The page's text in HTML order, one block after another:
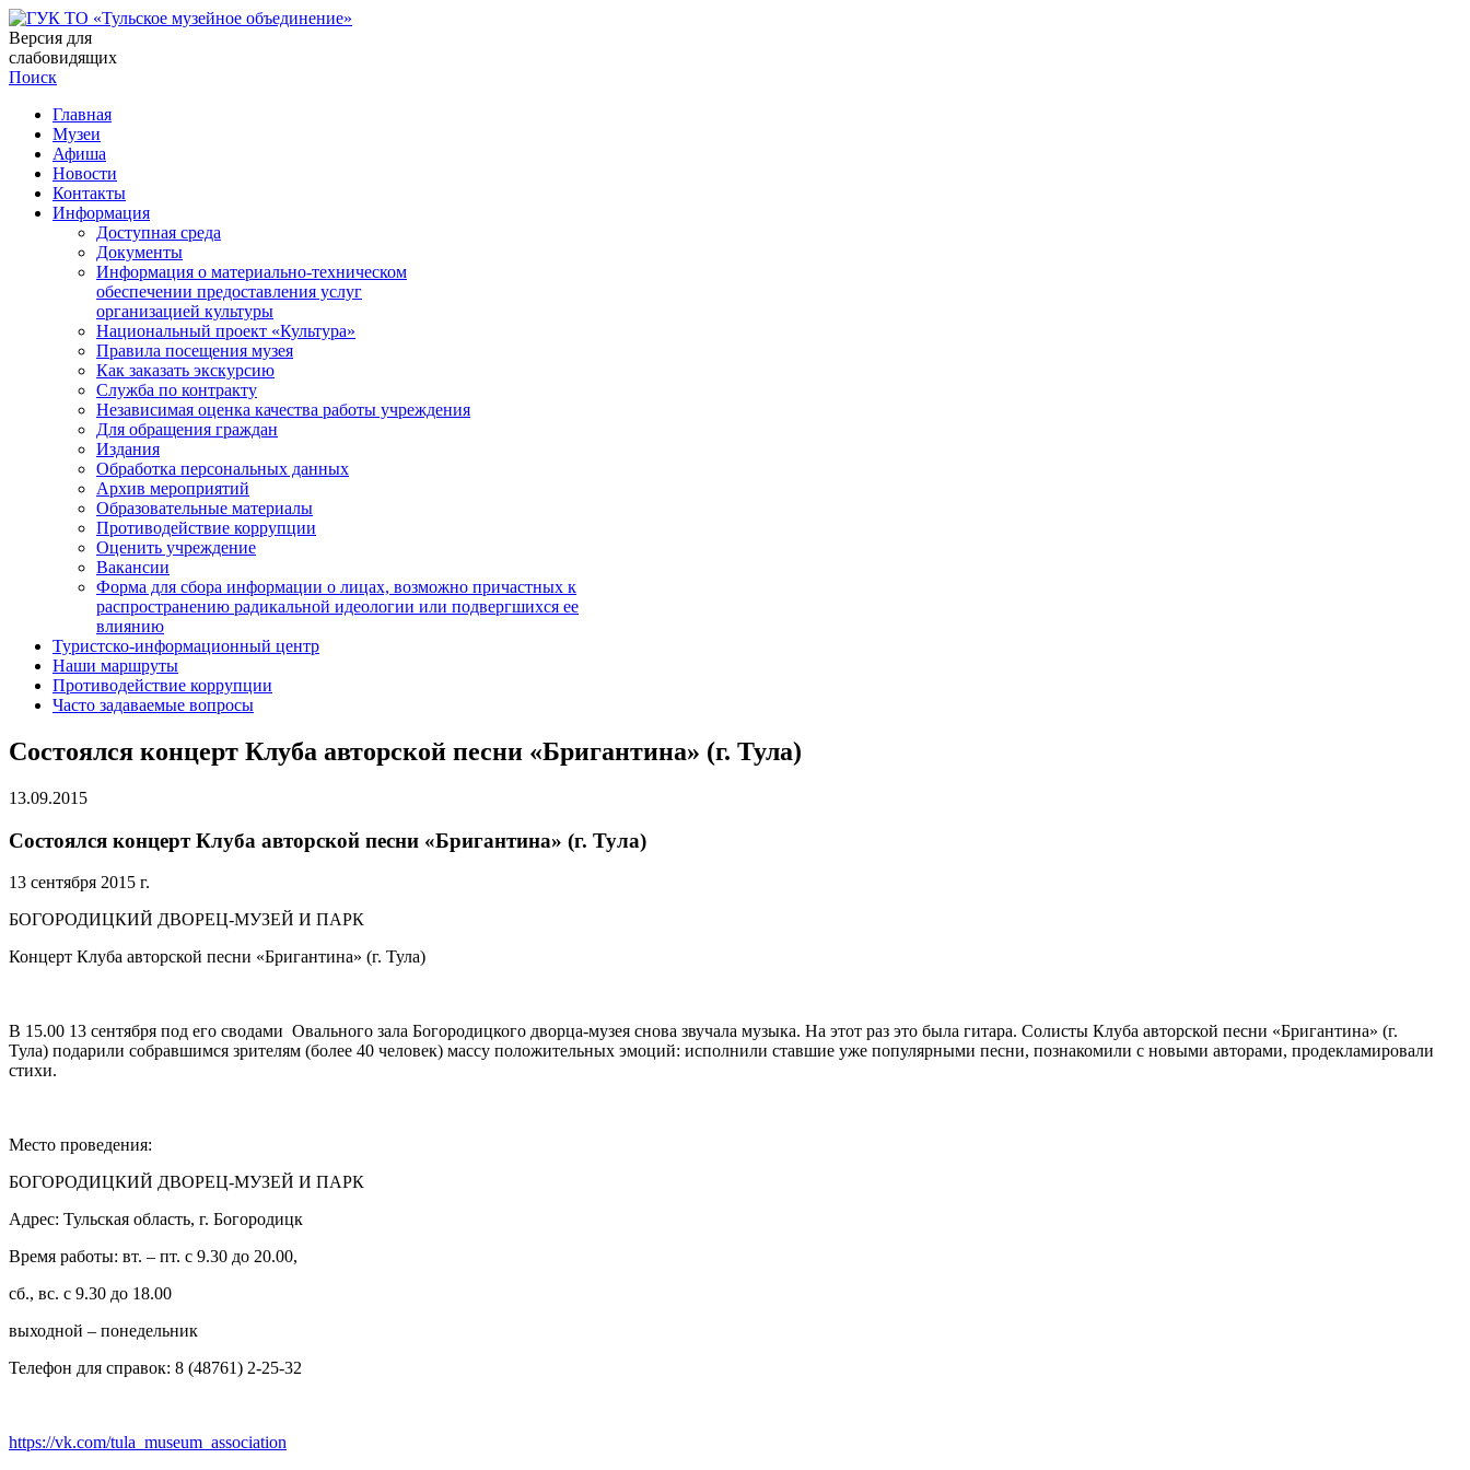
Версия для
слабовидящих
Поиск
Главная
Музеи
Афиша
Новости
Контакты
Информация
Доступная среда
Документы
Информация о материально-техническом
обеспечении предоставления услуг
организацией культуры
Национальный проект «Культура»
Правила посещения музея
Как заказать экскурсию
Служба по контракту
Независимая оценка качества работы учреждения
Для обращения граждан
Издания
Обработка персональных данных
Архив мероприятий
Образовательные материалы
Противодействие коррупции
Оценить учреждение
Вакансии
Форма для сбора информации о лицах, возможно причастных к
распространению радикальной идеологии или подвергшихся ее
влиянию
Туристско-информационный центр
Наши маршруты
Противодействие коррупции
Часто задаваемые вопросы
Состоялся концерт Клуба авторской песни «Бригантина» (г. Тула)
13.09.2015
Состоялся концерт Клуба авторской песни «Бригантина» (г. Тула)
13 сентября 2015 г.
БОГОРОДИЦКИЙ ДВОРЕЦ-МУЗЕЙ И ПАРК
Концерт Клуба авторской песни «Бригантина» (г. Тула)
В 15.00 13 сентября под его сводами Овального зала Богородицкого дворца-музея снова звучала музыка. На этот раз это была гитара. Солисты Клуба авторской песни «Бригантина» (г.
Тула) подарили собравшимся зрителям (более 40 человек) массу положительных эмоций: исполнили ставшие уже популярными песни, познакомили с новыми авторами, продекламировали
стихи.
Место проведения:
БОГОРОДИЦКИЙ ДВОРЕЦ-МУЗЕЙ И ПАРК
Адрес: Тульская область, г. Богородицк
Время работы: вт. – пт. с 9.30 до 20.00,
сб., вс. с 9.30 до 18.00
выходной – понедельник
Телефон для справок: 8 (48761) 2-25-32
https://vk.com/tula_museum_association